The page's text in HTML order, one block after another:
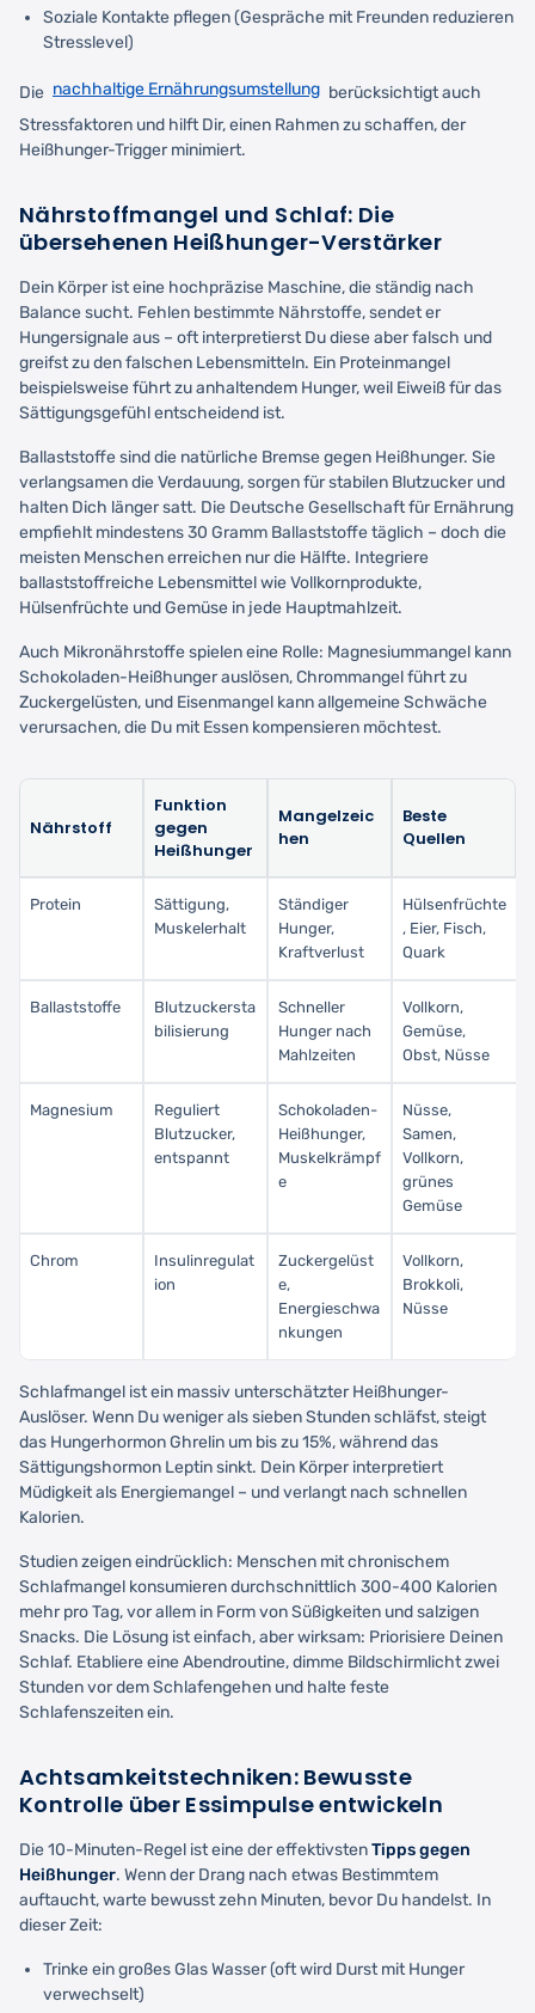
Soziale Kontakte pflegen (Gespräche mit Freunden reduzieren
Stresslevel)
Die nachhaltige Ernährungsumstellung berücksichtigt auch
Stressfaktoren und hilft Dir, einen Rahmen zu schaffen, der
Heißhunger-Trigger minimiert.
Nährstoffmangel und Schlaf: Die
übersehenen Heißhunger-Verstärker
Dein Körper ist eine hochpräzise Maschine, die ständig nach
Balance sucht. Fehlen bestimmte Nährstoffe, sendet er
Hungersignale aus – oft interpretierst Du diese aber falsch und
greifst zu den falschen Lebensmitteln. Ein Proteinmangel
beispielsweise führt zu anhaltendem Hunger, weil Eiweiß für das
Sättigungsgefühl entscheidend ist.
Ballaststoffe sind die natürliche Bremse gegen Heißhunger. Sie
verlangsamen die Verdauung, sorgen für stabilen Blutzucker und
halten Dich länger satt. Die Deutsche Gesellschaft für Ernährung
empfiehlt mindestens 30 Gramm Ballaststoffe täglich – doch die
meisten Menschen erreichen nur die Hälfte. Integriere
ballaststoffreiche Lebensmittel wie Vollkornprodukte,
Hülsenfrüchte und Gemüse in jede Hauptmahlzeit.
Auch Mikronährstoffe spielen eine Rolle: Magnesiummangel kann
Schokoladen-Heißhunger auslösen, Chrommangel führt zu
Zuckergelüsten, und Eisenmangel kann allgemeine Schwäche
verursachen, die Du mit Essen kompensieren möchtest.
Nährstoff
Funktion
gegen
Heißhunger
Mangelzeic
hen
Beste
Quellen
Protein
Sättigung,
Muskelerhalt
Ständiger
Hunger,
Kraftverlust
Hülsenfrüchte
, Eier, Fisch,
Quark
Ballaststoffe
Blutzuckersta
bilisierung
Schneller
Hunger nach
Mahlzeiten
Vollkorn,
Gemüse,
Obst, Nüsse
Magnesium
Reguliert
Blutzucker,
entspannt
Schokoladen-
Heißhunger,
Muskelkrämpf
e
Nüsse,
Samen,
Vollkorn,
grünes
Gemüse
Chrom
Insulinregulat
ion
Zuckergelüst
e,
Energieschwa
nkungen
Vollkorn,
Brokkoli,
Nüsse
Schlafmangel ist ein massiv unterschätzter Heißhunger-
Auslöser. Wenn Du weniger als sieben Stunden schläfst, steigt
das Hungerhormon Ghrelin um bis zu 15%, während das
Sättigungshormon Leptin sinkt. Dein Körper interpretiert
Müdigkeit als Energiemangel – und verlangt nach schnellen
Kalorien.
Studien zeigen eindrücklich: Menschen mit chronischem
Schlafmangel konsumieren durchschnittlich 300-400 Kalorien
mehr pro Tag, vor allem in Form von Süßigkeiten und salzigen
Snacks. Die Lösung ist einfach, aber wirksam: Priorisiere Deinen
Schlaf. Etabliere eine Abendroutine, dimme Bildschirmlicht zwei
Stunden vor dem Schlafengehen und halte feste
Schlafenszeiten ein.
Achtsamkeitstechniken: Bewusste
Kontrolle über Essimpulse entwickeln
Die 10-Minuten-Regel ist eine der effektivstenTipps gegen
Heißhunger. Wenn der Drang nach etwas Bestimmtem
auftaucht, warte bewusst zehn Minuten, bevor Du handelst. In
dieser Zeit:
Trinke ein großes Glas Wasser (oft wird Durst mit Hunger
verwechselt)